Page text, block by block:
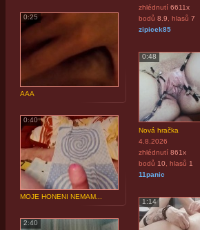
0:25
AAA
0:40
MOJE HONENI NEMAM...
2:40
zhlédnutí 6611x
bodů 8.9 , hlasů 7
zipicek85
0:48
Nová hračka
4.8.2026
zhlédnutí 861x
bodů 10, hlasů 1
11panic
1:14